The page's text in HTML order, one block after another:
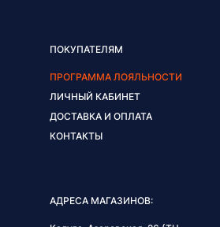
ПОКУПАТЕЛЯМ
ПРОГРАММА ЛОЯЛЬНОСТИ
ЛИЧНЫЙ КАБИНЕТ
ДОСТАВКА И ОПЛАТА
КОНТАКТЫ
АДРЕСА МАГАЗИНОВ: